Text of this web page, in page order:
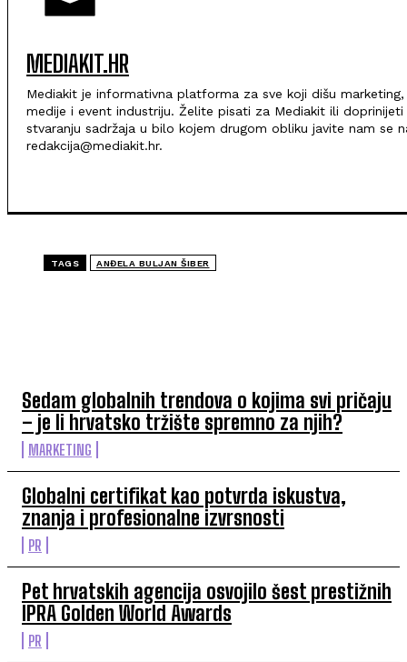
MEDIAKIT.HR
Mediakit je informativna platforma za sve koji dišu marketing,
medije i event industriju. Želite pisati za Mediakit ili doprinijeti
stvaranju sadržaja u bilo kojem drugom obliku javite nam se
redakcija@mediakit.hr.
TAGS ANĐELA BULJAN ŠIBER
Sedam globalnih trendova o kojima svi pričaju
– je li hrvatsko tržište spremno za njih?
MARKETING
Globalni certifikat kao potvrda iskustva,
znanja i profesionalne izvrsnosti
PR
Pet hrvatskih agencija osvojilo šest prestižnih
IPRA Golden World Awards
PR